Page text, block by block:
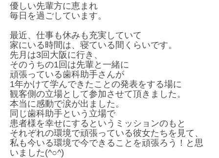
優しい先輩方に恵まれ
毎日を過ごしています。
最近、仕事も休みも充実していて
家にいる時間は、寝ている間くらいです。
先月は3回大阪に行き、
そのうちの1回は先輩と一緒に
頑張っている歯科助手さんが
1年かけて学んできたことの発表をする場に
観客側の立場として参加させて頂きました。
本当に感動で涙が出ました。
同じ歯科助手という立場で
患者様を幸せにするというミッションのもと
それぞれの環境で頑張っている彼女たちを見て、
私も今いる環境で今できることを頑張ろう！と思
いました(^○^)